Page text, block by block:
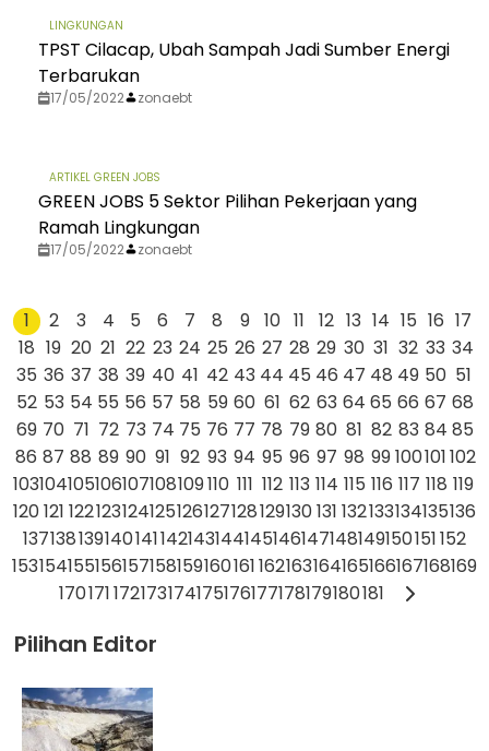
LINGKUNGAN
TPST Cilacap, Ubah Sampah Jadi Sumber Energi
Terbarukan
17/05/2022 zonaebt
ARTIKEL GREEN JOBS
GREEN JOBS 5 Sektor Pilihan Pekerjaan yang
Ramah Lingkungan
17/05/2022 zonaebt
1 2 3 4 5 6 7 8 9 10 11 12 13 14 15 16 17
18 19 20 21 22 23 24 25 26 27 28 29 30 31 32 33 34
35 36 37 38 39 40 41 42 43 44 45 46 47 48 49 50 51
52 53 54 55 56 57 58 59 60 61 62 63 64 65 66 67 68
69 70 71 72 73 74 75 76 77 78 79 80 81 82 83 84 85
86 87 88 89 90 91 92 93 94 95 96 97 98 99100101102
103104105106107108109110 111 112 113 114 115 116 117 118 119
120121 122123124125126127128129130131 132133134135136
137138139140141142143144145146147148149150151152
153154155156157158159160161162163164165166167168169
170171172173174175176177178179180181
Pilihan Editor